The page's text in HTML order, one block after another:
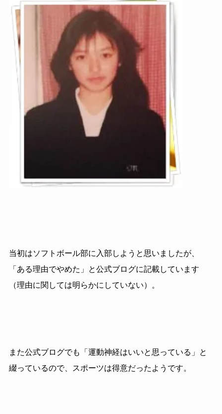
当初はソフトボール部に入部しようと思いましたが、
「ある理由でやめた」と公式ブログに記載しています
（理由に関しては明らかにしていない）。
また公式ブログでも「運動神経はいいと思っている」と
綴っているので、スポーツは得意だったようです。